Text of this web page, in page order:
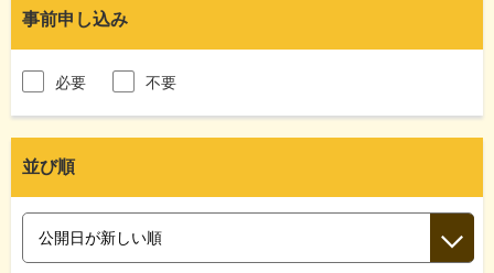
事前申し込み
必要 不要
並び順